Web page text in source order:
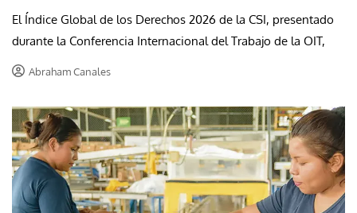
El Índice Global de los Derechos 2026 de la CSI, presentado
durante la Conferencia Internacional del Trabajo de la OIT,
Abraham Canales